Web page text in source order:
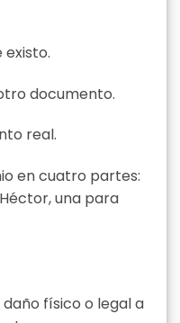
documento.
real.
en cuatro partes:
una para
físico o legal a